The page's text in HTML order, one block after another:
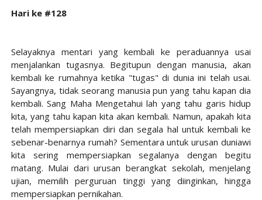
Hari ke #128
Selayaknya mentari yang kembali ke peraduannya usai
menjalankan tugasnya. Begitupun dengan manusia, akan
kembali ke rumahnya ketika "tugas" di dunia ini telah usai.
Sayangnya, tidak seorang manusia pun yang tahu kapan dia
kembali. Sang Maha Mengetahui lah yang tahu garis hidup
kita, yang tahu kapan kita akan kembali. Namun, apakah kita
telah mempersiapkan diri dan segala hal untuk kembali ke
sebenar-benarnya rumah? Sementara untuk urusan duniawi
kita sering mempersiapkan segalanya dengan begitu
matang. Mulai dari urusan berangkat sekolah, menjelang
ujian, memilih perguruan tinggi yang diinginkan, hingga
mempersiapkan pernikahan.